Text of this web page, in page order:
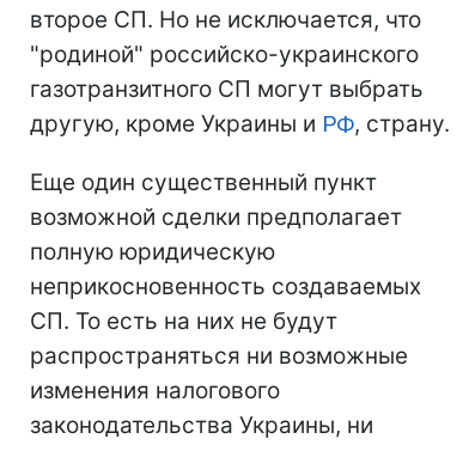
второе СП. Но не исключается, что
"родиной" российско-украинского
газотранзитного СП могут выбрать
другую, кроме Украины и РФ, страну.
Еще один существенный пункт
возможной сделки предполагает
полную юридическую
неприкосновенность создаваемых
СП. То есть на них не будут
распространяться ни возможные
изменения налогового
законодательства Украины, ни